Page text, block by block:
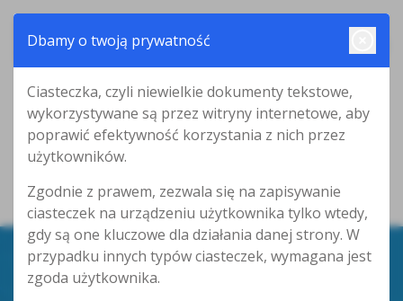
Dbamy o twoją prywatność
Ciasteczka, czyli niewielkie dokumenty tekstowe,
wykorzystywane są przez witryny internetowe, aby
poprawić efektywność korzystania z nich przez
użytkowników.
Zgodnie z prawem, zezwala się na zapisywanie
ciasteczek na urządzeniu użytkownika tylko wtedy,
gdy są one kluczowe dla działania danej strony. W
przypadku innych typów ciasteczek, wymagana jest
zgoda użytkownika.